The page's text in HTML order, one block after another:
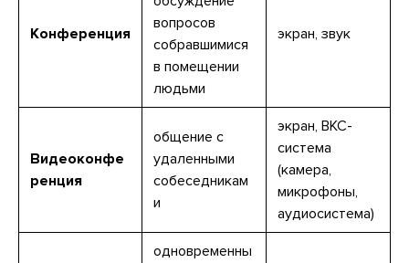
Конференция
вопросов
собравшимися
в помещении
людьми
экран, звук
Видеоконфе
ренция
общение с
удаленными
собеседникам
и
экран, ВКС-
система
(камера,
микрофоны,
аудиосистема)
одновременны